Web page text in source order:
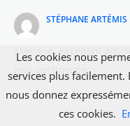
STÉPHANE ARTÉMIS
Mariane, excellent
leur pertinence.
Les cookies nous
services plus facilement.
nous donnez
ces cookies.